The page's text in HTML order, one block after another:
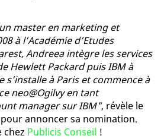
master en marketing et
à l’Académie d’Etudes
Andreea intègre les services
Hewlett Packard puis IBM à
s’installe à Paris et commence à
neo@Ogilvy en tant
manager sur IBM", révèle le
annoncer sa nomination.
chez Publicis Conseil !